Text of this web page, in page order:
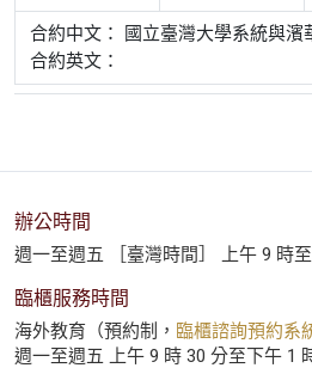
合約中文： 國立臺灣大學系統與
合約英文：
辦公時間
週一至週五 ［臺灣時間］ 上午 9 時
臨櫃服務時間
海外教育（預約制， 臨櫃諮詢預約系
週一至週五 上午 9 時 30 分至下午 1